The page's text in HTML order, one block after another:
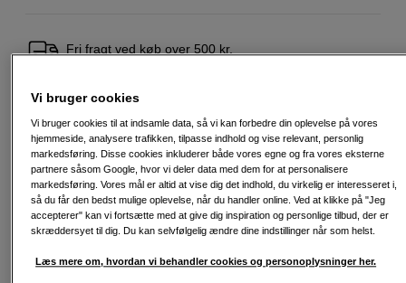
Fri fragt ved køb over 500 kr.
Personlig service og ekspertrådgivning
Passende tilbehør Se flere tilbehør
Vi bruger cookies
Vi bruger cookies til at indsamle data, så vi kan forbedre din oplevelse på vores
hjemmeside, analysere trafikken, tilpasse indhold og vise relevant, personlig
markedsføring. Disse cookies inkluderer både vores egne og fra vores eksterne
partnere såsom Google, hvor vi deler data med dem for at personalisere
markedsføring. Vores mål er altid at vise dig det indhold, du virkelig er interesseret i,
så du får den bedst mulige oplevelse, når du handler online. Ved at klikke på "Jeg
accepterer" kan vi fortsætte med at give dig inspiration og personlige tilbud, der er
skræddersyet til dig. Du kan selvfølgelig ændre dine indstillinger når som helst.
Læs mere om, hvordan vi behandler cookies og personoplysninger her.